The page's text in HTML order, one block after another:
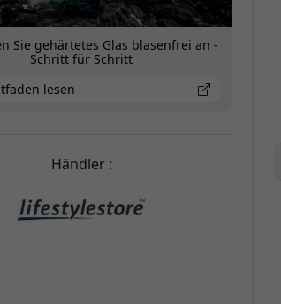
Sie gehärtetes Glas blasenfrei an -
Schritt für Schritt
lesen
Händler :